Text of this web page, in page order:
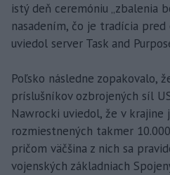
istý deň ceremóniu „zbalenia
nasadením, čo je tradícia pred
uviedol server Task and
Poľsko následne zopakovalo,
príslušníkov ozbrojených síl
Nawrocki uviedol, že v krajine
rozmiestnených takmer
pričom väčšina z nich sa
vojenských základniach